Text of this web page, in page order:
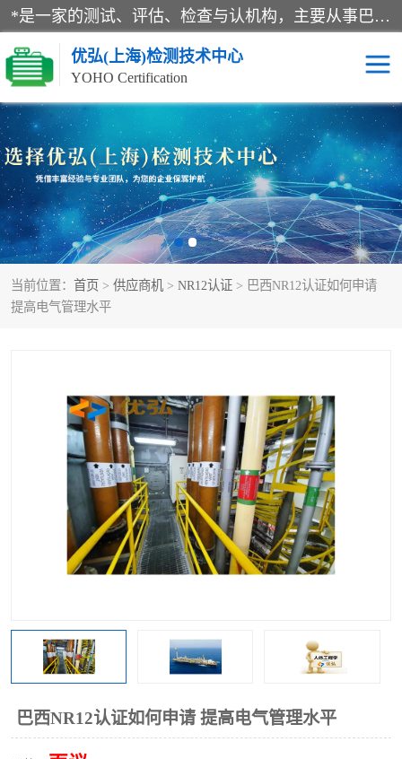
*是一家的测试、评估、检查与认机构，主要从事巴西NR10认证、NR12认证、NR13认证；ANATEL认证、INMTRO认证，欧盟CE认证：MD认证，PED认证，MID认证，ATEX认证，德国蓝色天使认证。
优弘(上海)检测技术中心
YOHO Certification
当前位置： 首页 > 供应商机 > NR12认证 > 巴西NR12认证如何申请
提高电气管理水平
巴西NR12认证如何申请 提高电气管理水平
RECYCLASS认证 NR10认证
NR12认证 NR13认证
ART认证 巴西NR认证
巴西认证 RETIE认证